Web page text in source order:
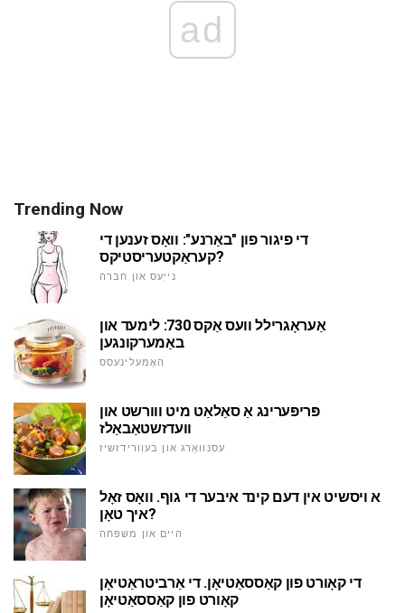
ad
Trending Now
די פיגור פון "באַרנע": וואָס זענען די
קעראַקטעריסטיקס?
נייַעס און חברה
אַעראָגרילל וועס אַקס 730: לימעד און
באַמערקונגען
האָמעלינעסס
פּריפּערינג אַ סאַלאַט מיט ווורשט און
וועדזשטאַבאַלז
עסנוואַרג און בעוורידזשיז
א ויסשיט אין דעם קינד איבער די גוף. וואָס זאָל
איך טאָן?
היים און משפּחה
די קאָורט פון קאַססאַטיאָן. די אַרביטראַטיאָן
קאָורט פון קאַססאַטיאָן